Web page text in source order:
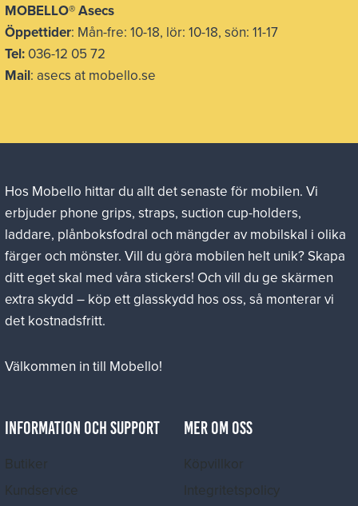
MOBELLO® Asecs
Öppettider: Mån-fre: 10-18, lör: 10-18, sön: 11-17
Tel: 036-12 05 72
Mail: asecs at mobello.se
Hos Mobello hittar du allt det senaste för mobilen. Vi
erbjuder phone grips, straps, suction cup-holders,
laddare, plånboksfodral och mängder av mobilskal i olika
färger och mönster. Vill du göra mobilen helt unik? Skapa
ditt eget skal med våra stickers! Och vill du ge skärmen
extra skydd – köp ett glasskydd hos oss, så monterar vi
det kostnadsfritt.
Välkommen in till Mobello!
INFORMATION OCH SUPPORT
Butiker
Kundservice
MER OM OSS
Köpvillkor
Integritetspolicy